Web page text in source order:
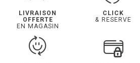
LIVRAISON
OFFERTE
EN MAGASIN
CLICK
& RESERVE